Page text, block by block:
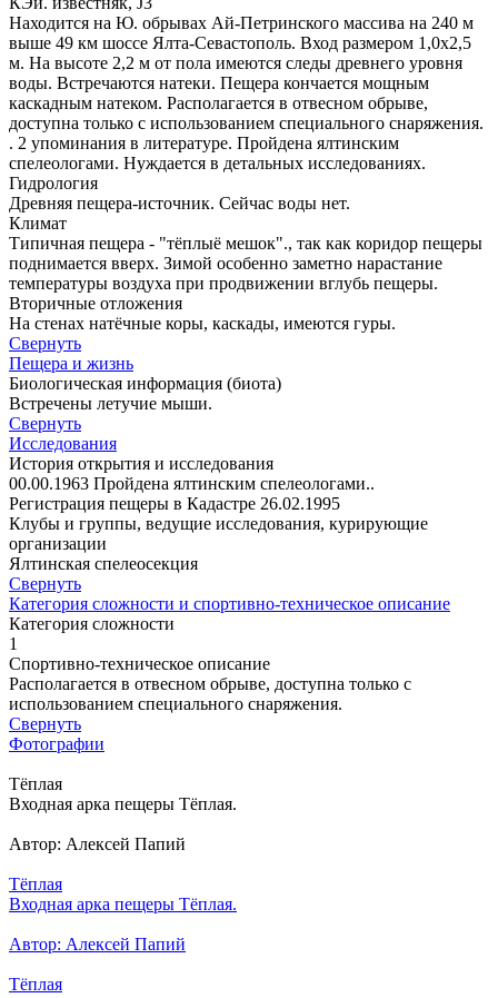
Находится на Ю. обрывах Ай-Петринского массива на 240 м
выше 49 км шоссе Ялта-Севастополь. Вход размером 1,0х2,5
м. На высоте 2,2 м от пола имеются следы древнего уровня
воды. Встречаются натеки. Пещера кончается мощным
каскадным натеком. Располагается в отвесном обрыве,
доступна только с использованием специального снаряжения.
. 2 упоминания в литературе. Пройдена ялтинским
спелеологами. Нуждается в детальных исследованиях.
Гидрология
Древняя пещера-источник. Сейчас воды нет.
Климат
Типичная пещера - "тёплыё мешок"., так как коридор пещеры
поднимается вверх. Зимой особенно заметно нарастание
температуры воздуха при продвижении вглубь пещеры.
Вторичные отложения
На стенах натёчные коры, каскады, имеются гуры.
Свернуть
Пещера и жизнь
Биологическая информация (биота)
Встречены летучие мыши.
Свернуть
Исследования
История открытия и исследования
00.00.1963 Пройдена ялтинским спелеологами..
Регистрация пещеры в Кадастре 26.02.1995
Клубы и группы, ведущие исследования, курирующие
организации
Ялтинская спелеосекция
Свернуть
Категория сложности и спортивно-техническое описание
Категория сложности
1
Спортивно-техническое описание
Располагается в отвесном обрыве, доступна только с
использованием специального снаряжения.
Свернуть
Фотографии
Тёплая
Входная арка пещеры Тёплая.
Автор: Алексей Папий
Тёплая
Входная арка пещеры Тёплая.
Автор: Алексей Папий
Тёплая